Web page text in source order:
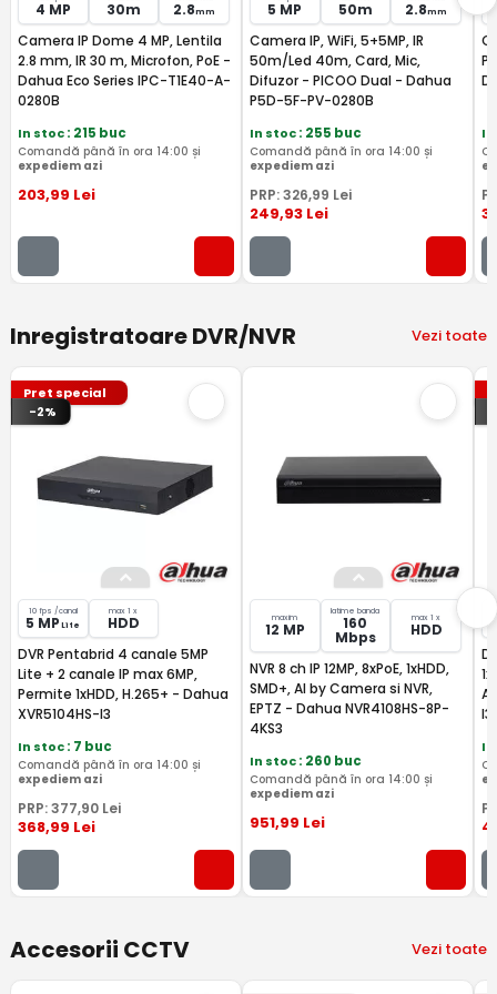
4 MP 30m 2.8mm
Camera IP Dome 4 MP, Lentila
2.8 mm, IR 30 m, Microfon, PoE -
Dahua Eco Series IPC-T1E40-A-
0280B
In stoc: 215 buc
Comandă până în ora 14:00 și
expediem azi
203,99 Lei
5 MP 50m 2.8mm
Camera IP, WiFi, 5+5MP, IR
50m/Led 40m, Card, Mic,
Difuzor - PICOO Dual - Dahua
P5D-5F-PV-0280B
In stoc: 255 buc
Comandă până în ora 14:00 și
expediem azi
PRP:326,99 Lei
249,93Lei
Inregistratoare DVR/NVR Vezi toate
Pret special
-2%
10 fps /canal
5 MP Lite
max 1 x
HDD
DVR Pentabrid 4 canale 5MP
Lite + 2 canale IP max 6MP,
Permite 1xHDD, H.265+ - Dahua
XVR5104HS-I3
In stoc: 7 buc
Comandă până în ora 14:00 și
expediem azi
PRP:377,90Lei
368,99 Lei
maxim
12 MP
latime banda
160
Mbps
max 1 x
HDD
NVR 8 ch IP 12MP, 8xPoE, 1xHDD,
SMD+, AI by Camera si NVR,
EPTZ - Dahua NVR4108HS-8P-
4KS3
In stoc: 260 buc
Comandă până în ora 14:00 și
expediem azi
951,99 Lei
I3
Accesorii CCTV Vezi toate